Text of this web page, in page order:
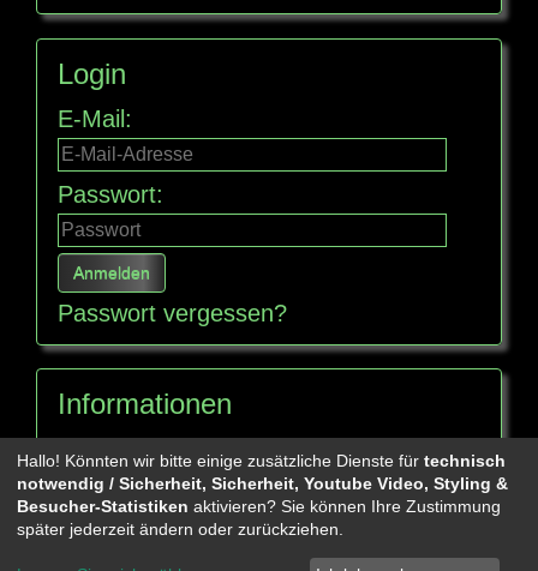
Login
E-Mail:
Passwort:
Passwort vergessen?
Informationen
Seitenübersicht
Mehr über...
Hallo! Könnten wir bitte einige zusätzliche Dienste für technisch
notwendig / Sicherheit, Sicherheit, Youtube Video, Styling &
Besucher-Statistiken aktivieren? Sie können Ihre Zustimmung
später jederzeit ändern oder zurückziehen.